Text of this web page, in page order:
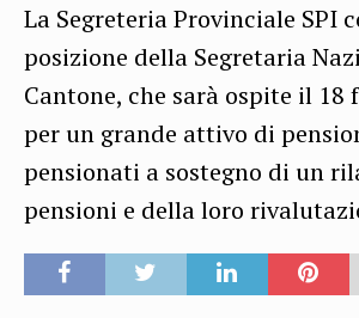
La Segreteria Provinciale SPI
posizione della Segretaria
Cantone, che sarà ospite il 18
per un grande attivo di
pensionati a sostegno di un
pensioni e della loro